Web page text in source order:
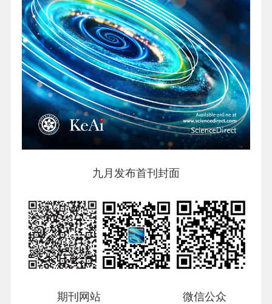
九月发布首刊封面
期刊网站 微信公众